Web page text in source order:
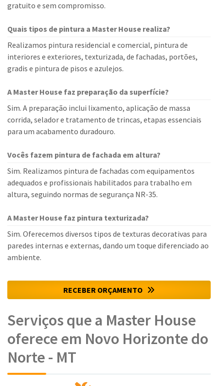
gratuito e sem compromisso.
Quais tipos de pintura a Master House realiza?
Realizamos pintura residencial e comercial, pintura de
interiores e exteriores, texturizada, de fachadas, portões,
gradis e pintura de pisos e azulejos.
A Master House faz preparação da superfície?
Sim. A preparação inclui lixamento, aplicação de massa
corrida, selador e tratamento de trincas, etapas essenciais
para um acabamento duradouro.
Vocês fazem pintura de fachada em altura?
Sim. Realizamos pintura de fachadas com equipamentos
adequados e profissionais habilitados para trabalho em
altura, seguindo normas de segurança NR-35.
A Master House faz pintura texturizada?
Sim. Oferecemos diversos tipos de texturas decorativas para
paredes internas e externas, dando um toque diferenciado ao
ambiente.
RECEBER ORÇAMENTO
Serviços que a Master House
oferece em Novo Horizonte do
Norte - MT